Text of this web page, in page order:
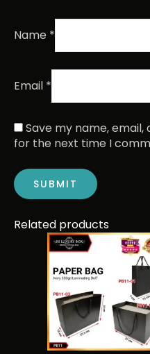
Name *
Email *
Save my name,
for the next time I
Related products
This
has
The
may